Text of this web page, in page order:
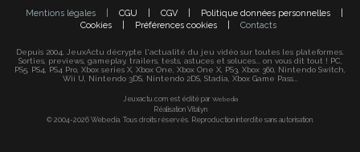
Mentions légales CGU CGV Politique données personnelles
Cookies
Préférences cookies Contacts
Depuis 2004, JeuxActu décrypte l'actualité du jeu vidéo sur toutes les plateformes.
Sorties, previews, gameplay, trailers, tests, astuces et soluces... on vous dit tout ! PC,
PS5, PS4, PS4 Pro, Xbox series X, Xbox One, Xbox One X, PS3, Xbox 360, Nintendo Switch,
Wii U, Nintendo 3DS, Nintendo 2DS, Stadia, Xbox Game Pass...
Jeuxactu.com est édité par Webedia
Réalisation Vitalyn
© 2004-2026 Webedia. Tous droits réservés. Reproduction interdite sans autorisation.